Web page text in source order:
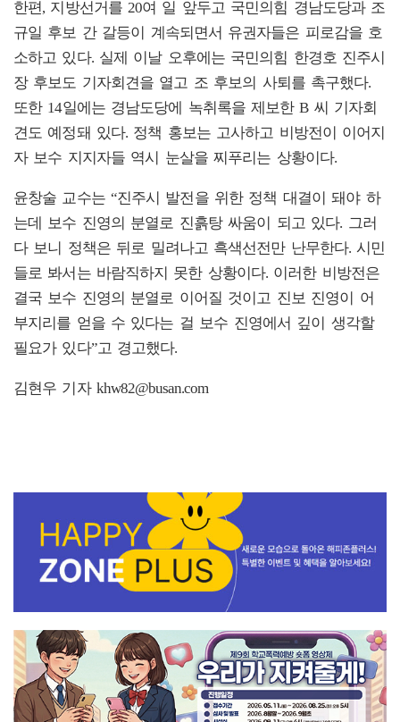
한편, 지방선거를 20여 일 앞두고 국민의힘 경남도당과 조
규일 후보 간 갈등이 계속되면서 유권자들은 피로감을 호
소하고 있다. 실제 이날 오후에는 국민의힘 한경호 진주시
장 후보도 기자회견을 열고 조 후보의 사퇴를 촉구했다.
또한 14일에는 경남도당에 녹취록을 제보한 B 씨 기자회
견도 예정돼 있다. 정책 홍보는 고사하고 비방전이 이어지
자 보수 지지자들 역시 눈살을 찌푸리는 상황이다.
윤창술 교수는 “진주시 발전을 위한 정책 대결이 돼야 하
는데 보수 진영의 분열로 진흙탕 싸움이 되고 있다. 그러
다 보니 정책은 뒤로 밀려나고 흑색선전만 난무한다. 시민
들로 봐서는 바람직하지 못한 상황이다. 이러한 비방전은
결국 보수 진영의 분열로 이어질 것이고 진보 진영이 어
부지리를 얻을 수 있다는 걸 보수 진영에서 깊이 생각할
필요가 있다”고 경고했다.
김현우 기자 khw82@busan.com